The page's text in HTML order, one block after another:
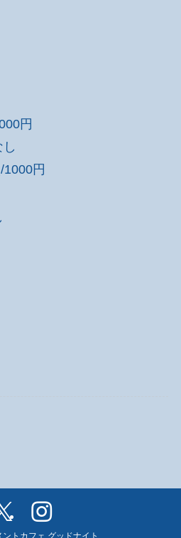
円
1000円
トカフェ グッドナイト.